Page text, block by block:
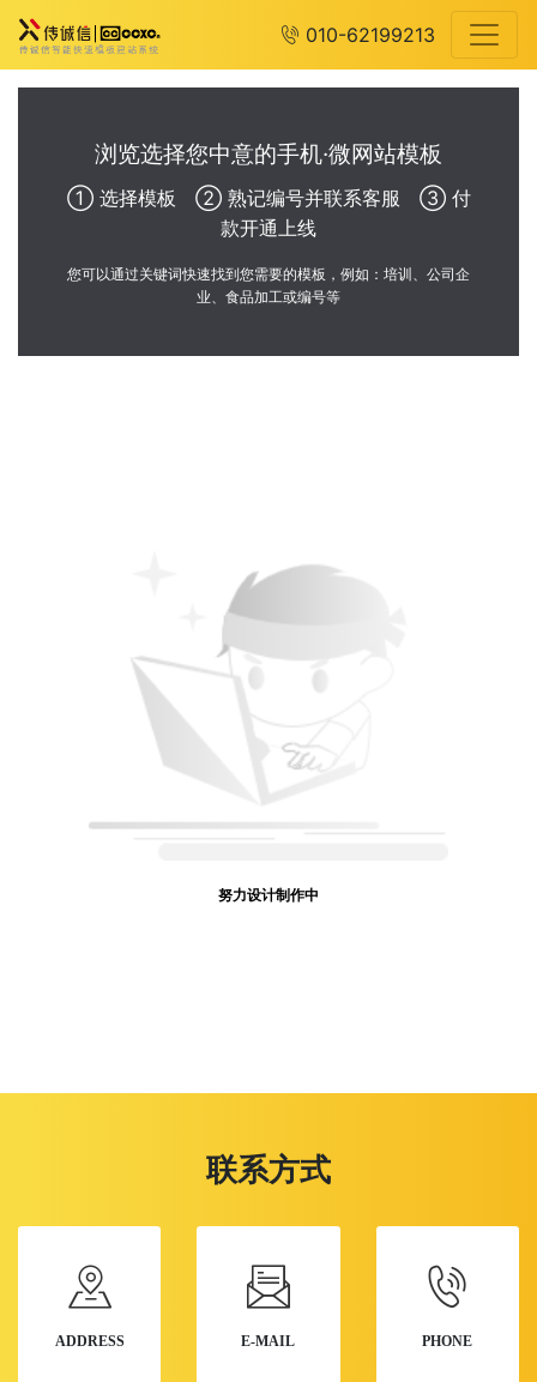
010-62199213
浏览选择您中意的手机·微网站模板
① 选择模板 ② 熟记编号并联系客服 ③ 付
款开通上线
您可以通过关键词快速找到您需要的模板，例如：培训、公司企
业、食品加工或编号等
努力设计制作中
联系方式
ADDRESS E-MAIL PHONE